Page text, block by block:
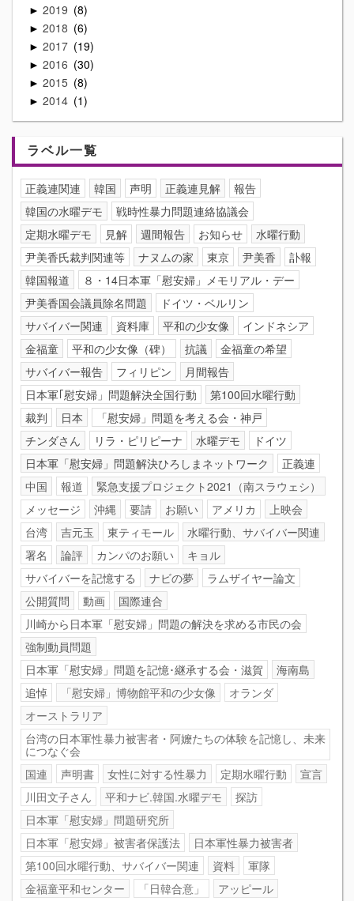
► 2019 8
► 2018 6
► 2017 19
► 2016 30
► 2015 8
► 2014 1
ラベル一覧
正義連関連 韓国 声明 正義連見解
報告
韓国の水曜デモ
戦時性暴力問題連絡協議会
定期水曜デモ
見解 週間報告 お知らせ
水曜行動
尹美香氏裁判関連等
ナヌムの家 東京 尹美香
訃報
韓国報道
８・14日本軍「慰安婦」メモリアル・デー
尹美香国会議員除名問題
ドイツ・ベルリン
サバイバー関連
資料庫 平和の少女像
インドネシア
金福童
平和の少女像（碑） 抗議
金福童の希望
サバイバー報告
フィリピン
月間報告
日本軍｢慰安婦」問題解決全国行動
第100回水曜行動
裁判
日本
「慰安婦」問題を考える会・神戸
チンダさん
リラ・ピリピーナ 水曜デモ
ドイツ
日本軍「慰安婦」問題解決ひろしまネットワーク
正義連
中国
報道
緊急支援プロジェクト2021（南スラウェシ）
メッセージ
沖縄 要請 お願い アメリカ
上映会
台湾
吉元玉 東ティモール
水曜行動、サバイバー関連
署名
論評 カンパのお願い
キョル
サバイバーを記憶する
ナビの夢
ラムザイヤー論文
公開質問
動画
国際連合
川崎から日本軍「慰安婦」問題の解決を求める市民の会
強制動員問題
日本軍「慰安婦」問題を記憶･継承する会・滋賀
海南島
追悼
「慰安婦」博物館平和の少女像
オランダ
オーストラリア
台湾の日本軍性暴力被害者・阿嬤たちの体験を記憶し、未来
につなぐ会
国連
声明書 女性に対する性暴力 定期水曜行動
宣言
川田文子さん
平和ナビ.韓国.水曜デモ
探訪
日本軍「慰安婦」問題研究所
日本軍「慰安婦」被害者保護法
日本軍性暴力被害者
第100回水曜行動、サバイバー関連
資料
軍隊
金福童平和センター
「日韓合意」
アッピール